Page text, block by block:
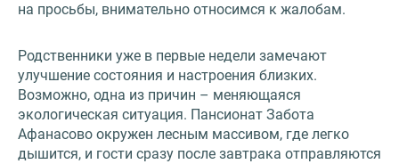
на просьбы, внимательно относимся к жалобам.
Родственники уже в первые недели замечают
улучшение состояния и настроения близких.
Возможно, одна из причин – меняющаяся
экологическая ситуация. Пансионат Забота
Афанасово окружен лесным массивом, где легко
дышится, и гости сразу после завтрака отправляются